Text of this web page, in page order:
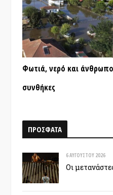
Φωτιά, νερό και
συνθήκες
ΠΡΟΣΦΑΤΑ
6 ΑΥΓΟΎΣΤΟΥ 2026
Οι